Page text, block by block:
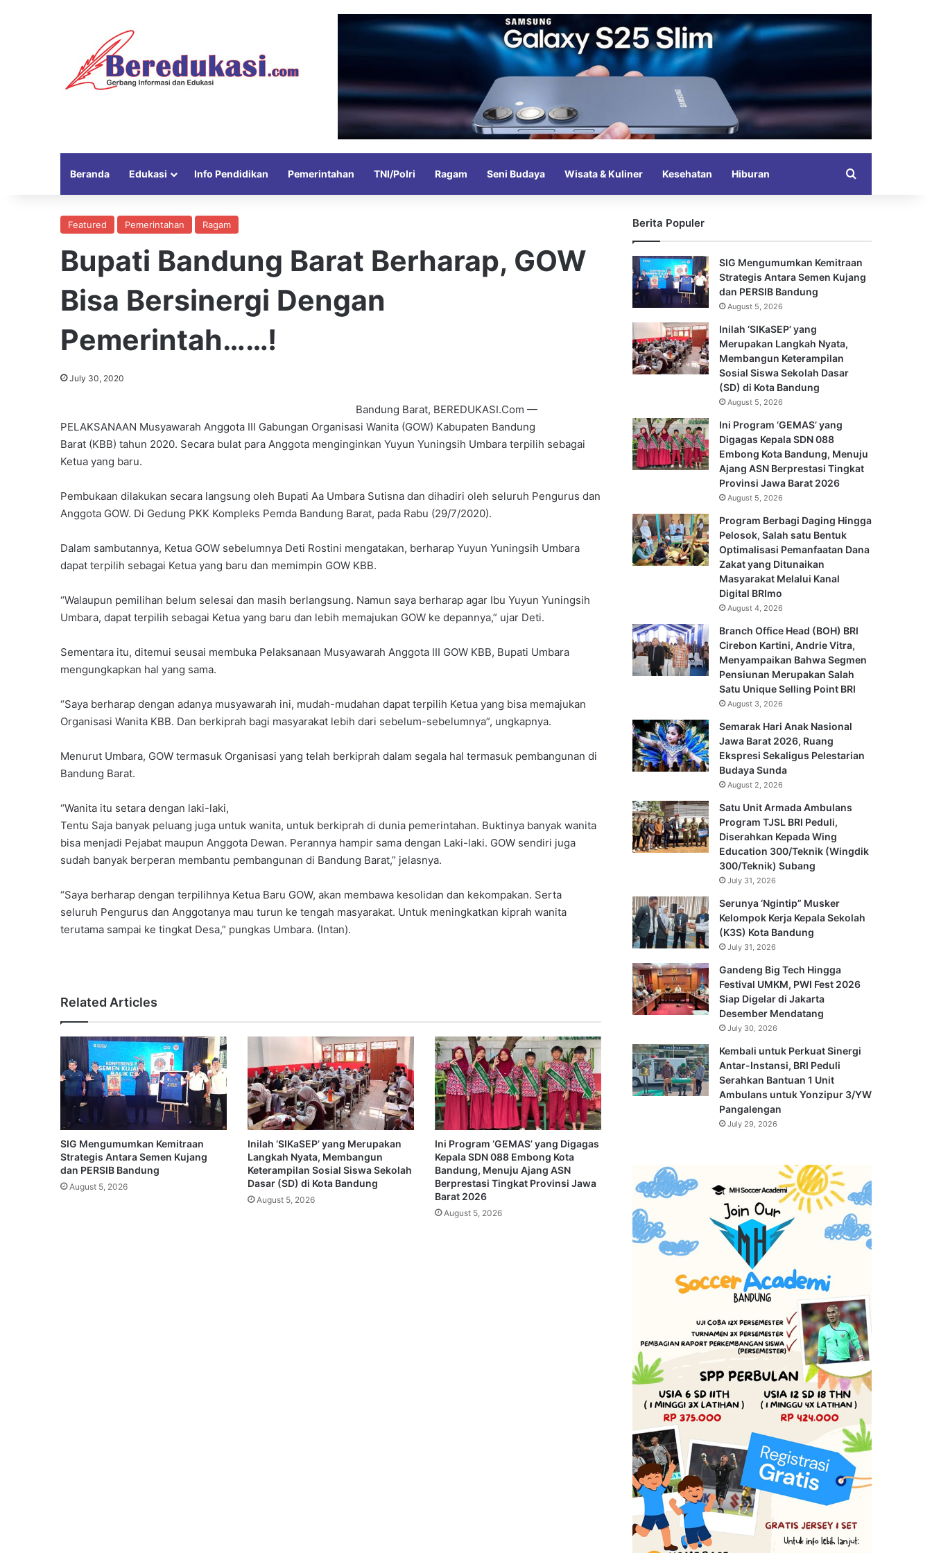
Beranda Edukasi Info Pendidikan Pemerintahan TNI/Polri Ragam Seni Budaya Wisata & Kuliner Kesehatan Hiburan
Featured Pemerintahan Ragam
Bupati Bandung Barat Berharap, GOW
Bisa Bersinergi Dengan
Pemerintah……!
July 30, 2020
Bandung Barat, BEREDUKASI.Com —
PELAKSANAAN Musyawarah Anggota III Gabungan Organisasi Wanita (GOW) Kabupaten Bandung
Barat (KBB) tahun 2020. Secara bulat para Anggota menginginkan Yuyun Yuningsih Umbara terpilih sebagai
Ketua yang baru.
Pembukaan dilakukan secara langsung oleh Bupati Aa Umbara Sutisna dan dihadiri oleh seluruh Pengurus dan
Anggota GOW. Di Gedung PKK Kompleks Pemda Bandung Barat, pada Rabu (29/7/2020).
Dalam sambutannya, Ketua GOW sebelumnya Deti Rostini mengatakan, berharap Yuyun Yuningsih Umbara
dapat terpilih sebagai Ketua yang baru dan memimpin GOW KBB.
“Walaupun pemilihan belum selesai dan masih berlangsung. Namun saya berharap agar Ibu Yuyun Yuningsih
Umbara, dapat terpilih sebagai Ketua yang baru dan lebih memajukan GOW ke depannya,” ujar Deti.
Sementara itu, ditemui seusai membuka Pelaksanaan Musyawarah Anggota III GOW KBB, Bupati Umbara
mengungkapkan hal yang sama.
“Saya berharap dengan adanya musyawarah ini, mudah-mudahan dapat terpilih Ketua yang bisa memajukan
Organisasi Wanita KBB. Dan berkiprah bagi masyarakat lebih dari sebelum-sebelumnya”, ungkapnya.
Menurut Umbara, GOW termasuk Organisasi yang telah berkiprah dalam segala hal termasuk pembangunan di
Bandung Barat.
“Wanita itu setara dengan laki-laki,
Tentu Saja banyak peluang juga untuk wanita, untuk berkiprah di dunia pemerintahan. Buktinya banyak wanita
bisa menjadi Pejabat maupun Anggota Dewan. Perannya hampir sama dengan Laki-laki. GOW sendiri juga
sudah banyak berperan membantu pembangunan di Bandung Barat,” jelasnya.
“Saya berharap dengan terpilihnya Ketua Baru GOW, akan membawa kesolidan dan kekompakan. Serta
seluruh Pengurus dan Anggotanya mau turun ke tengah masyarakat. Untuk meningkatkan kiprah wanita
terutama sampai ke tingkat Desa,” pungkas Umbara. (Intan).
Related Articles
SIG Mengumumkan Kemitraan
Strategis Antara Semen Kujang
dan PERSIB Bandung
August 5, 2026
Inilah ‘SIKaSEP’ yang Merupakan
Langkah Nyata, Membangun
Keterampilan Sosial Siswa Sekolah
Dasar (SD) di Kota Bandung
August 5, 2026
Ini Program ‘GEMAS’ yang Digagas
Kepala SDN 088 Embong Kota
Bandung, Menuju Ajang ASN
Berprestasi Tingkat Provinsi Jawa
Barat 2026
August 5, 2026
Berita Populer
SIG Mengumumkan Kemitraan
Strategis Antara Semen Kujang
dan PERSIB Bandung
August 5, 2026
Inilah ‘SIKaSEP’ yang
Merupakan Langkah Nyata,
Membangun Keterampilan
Sosial Siswa Sekolah Dasar
(SD) di Kota Bandung
August 5, 2026
Ini Program ‘GEMAS’ yang
Digagas Kepala SDN 088
Embong Kota Bandung, Menuju
Ajang ASN Berprestasi Tingkat
Provinsi Jawa Barat 2026
August 5, 2026
Program Berbagi Daging Hingga
Pelosok, Salah satu Bentuk
Optimalisasi Pemanfaatan Dana
Zakat yang Ditunaikan
Masyarakat Melalui Kanal
Digital BRImo
August 4, 2026
Branch Office Head (BOH) BRI
Cirebon Kartini, Andrie Vitra,
Menyampaikan Bahwa Segmen
Pensiunan Merupakan Salah
Satu Unique Selling Point BRI
August 3, 2026
Semarak Hari Anak Nasional
Jawa Barat 2026, Ruang
Ekspresi Sekaligus Pelestarian
Budaya Sunda
August 2, 2026
Satu Unit Armada Ambulans
Program TJSL BRI Peduli,
Diserahkan Kepada Wing
Education 300/Teknik (Wingdik
300/Teknik) Subang
July 31, 2026
Serunya ‘Ngintip” Musker
Kelompok Kerja Kepala Sekolah
(K3S) Kota Bandung
July 31, 2026
Gandeng Big Tech Hingga
Festival UMKM, PWI Fest 2026
Siap Digelar di Jakarta
Desember Mendatang
July 30, 2026
Kembali untuk Perkuat Sinergi
Antar-Instansi, BRI Peduli
Serahkan Bantuan 1 Unit
Ambulans untuk Yonzipur 3/YW
Pangalengan
July 29, 2026